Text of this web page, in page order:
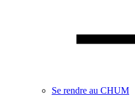
Se rendre au CHUM